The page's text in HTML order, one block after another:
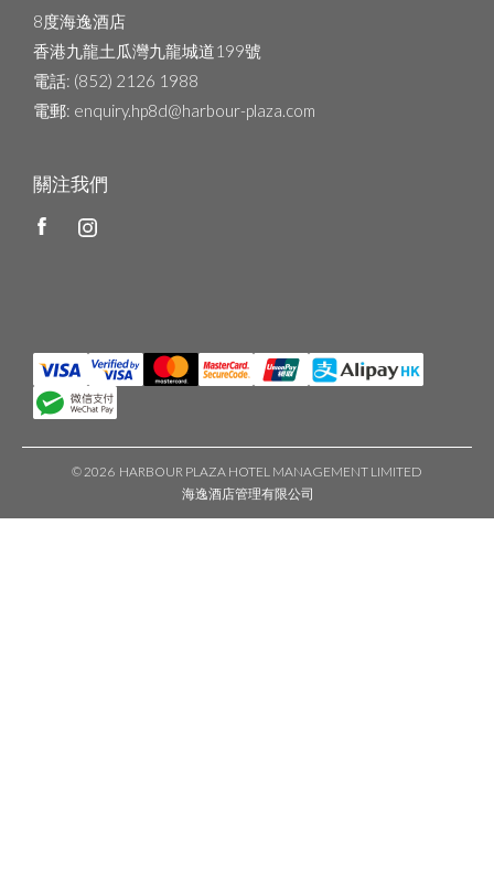
8度海逸酒店
香港九龍土瓜灣九龍城道199號
電話: (852) 2126 1988
電郵: enquiry.hp8d@harbour-plaza.com
關注我們
©2026 HARBOUR PLAZA HOTEL MANAGEMENT LIMITED
海逸酒店管理有限公司